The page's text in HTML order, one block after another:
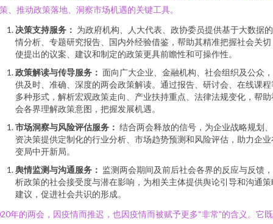
、推动政策落地、洞察市场机遇的关键工具。
决策支持服务： 为政府机构、人大代表、政协委员提供基于大数据
情分析、专题研究报告、国内外经验借鉴，帮助其精准把握社会关切
使提出的议案、建议和制定的政策更具前瞻性和可操作性。
政策解读与传导服务： 面向广大企业、金融机构、社会组织及公众
供及时、准确、深度的两会政策解读。通过报告、研讨会、在线课程
多种形式，解析宏观政策走向、产业扶持重点、法律法规变化，帮助
会各界理解政策意图，把握发展机遇。
市场洞察与风险评估服务： 结合两会释放的信号，为企业战略规划
资决策提供定制化的行业分析、市场趋势预测和风险评估，助力企业
变局中开新局。
舆情监测与沟通服务： 监测两会期间及前后社会各界的反应与反馈
析政策的社会接受度与潜在影响，为相关主体提供舆论引导和沟通策
建议，促进社会共识的形成。
年的两会，因疫情而推迟，也因疫情而被赋予更多“非常”的含义。它